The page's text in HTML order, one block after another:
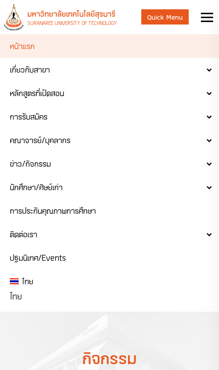
มหาวิทยาลัยเทคโนโลยีสุรนารี
SURANAREE UNIVERSITY OF TECHNOLOGY
Quick Menu
หน้าแรก
เกี่ยวกับสาขา
หลักสูตรที่เปิดสอน
การรับสมัคร
คณาจารย์/บุคลากร
ข่าว/กิจกรรม
นักศึกษา/ศิษย์เก่า
การประกันคุณภาพการศึกษา
ติดต่อเรา
ปฐมนิเทศ/events
ไทย
ไทย
กิจกรรม